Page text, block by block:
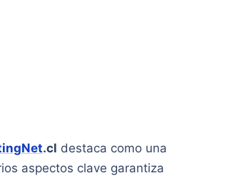
.cl destaca como una
aspectos clave garantiza